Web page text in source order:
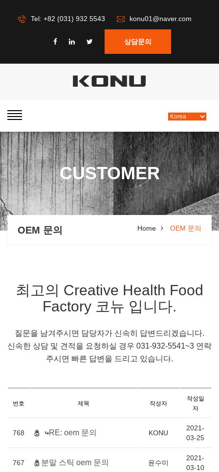
Tel: +82 (031) 932 5543 konu01@naver.com
상담문의
CUSTOMER
OEM 문의 Home OEM 문의
최고의 Creative Health Food
Factory 코뉴 입니다.
질문을 남겨주시면 담당자가 신속히 답변드리겠습니다.
신속한 상담 및 견적을 요청하실 경우 031-932-5541~3 연락
주시면 빠른 답변을 드리고 있습니다.
번호 제목 작성자
작성일
자
768 RE: oem 문의 KONU
2021-
03-25
767 분말 스틱 oem 문의 윤수미
2021-
03-10